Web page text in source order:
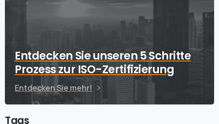
Entdecken Sie unseren 5 Schritte
Prozess zur ISO-Zertifizierung
Entdecken Sie mehr!
Tags